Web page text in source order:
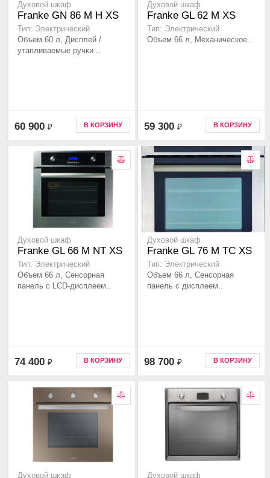
Духовой шкаф
Franke GN 86 M H XS
Тип: Электрический
Объем 60 л, Дисплей /
утапливаемые ручки ..
60 900 ₽ В КОРЗИНУ
Духовой шкаф
Franke GL 62 M XS
Тип: Электрический
Объем 66 л, Механическое..
59 300 ₽ В КОРЗИНУ
Духовой шкаф
Franke GL 66 M NT XS
Тип: Электрический
Объем 66 л, Сенсорная
панель с LCD-дисплеем..
74 400 ₽ В КОРЗИНУ
Духовой шкаф
Franke GL 76 M TC XS
Тип: Электрический
Объем 66 л, Сенсорная
панель с дисплеем..
98 700 ₽ В КОРЗИНУ
Духовой шкаф Духовой шкаф